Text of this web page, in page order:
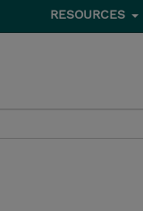
RESOURCES